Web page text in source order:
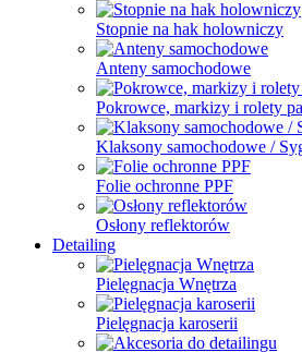
Stopnie na hak holowniczy
Anteny samochodowe
Pokrowce, markizy i rolety
Klaksony samochodowe /
Folie ochronne PPF
Osłony reflektorów
Detailing
Pielęgnacja Wnętrza
Pielęgnacja karoserii